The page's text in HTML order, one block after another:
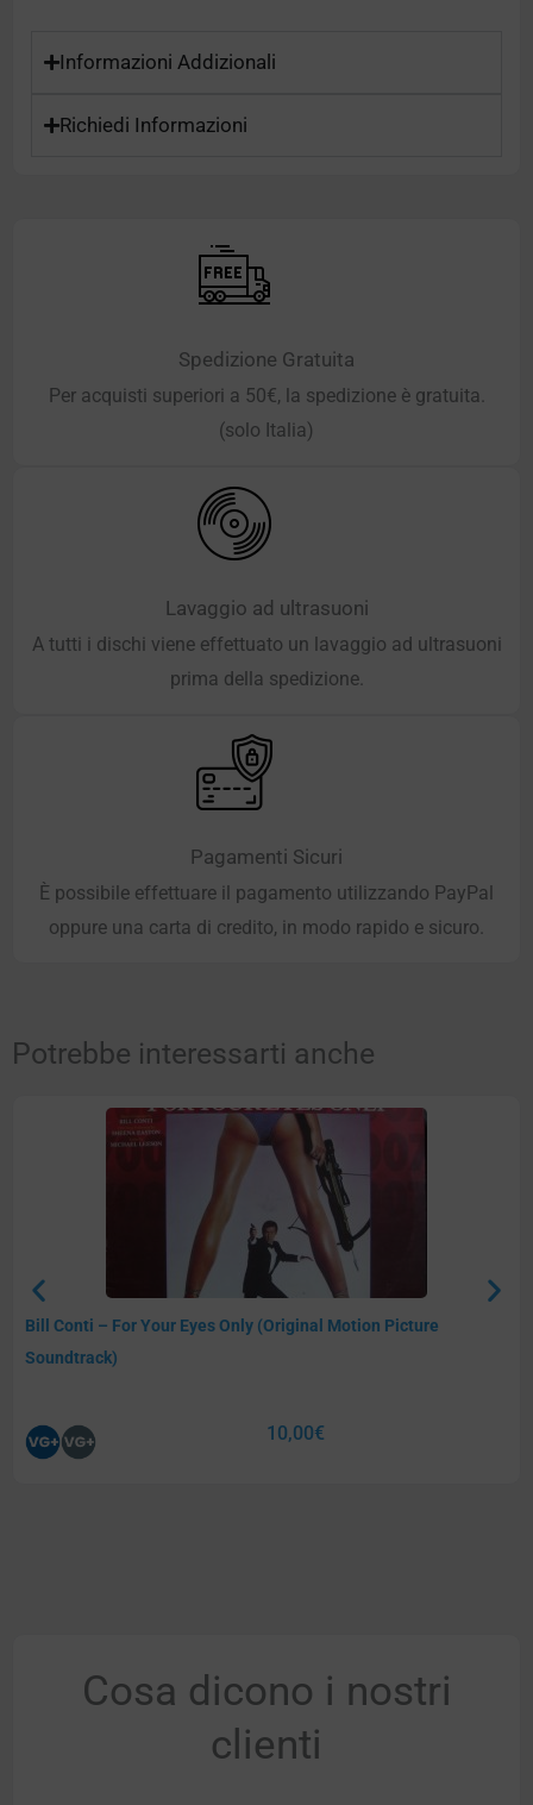
Informazioni Addizionali
Richiedi Informazioni
Spedizione Gratuita
Per acquisti superiori a 50€, la spedizione è gratuita.
(solo Italia)
Lavaggio ad ultrasuoni
A tutti i dischi viene effettuato un lavaggio ad ultrasuoni
prima della spedizione.
Pagamenti Sicuri
È possibile effettuare il pagamento utilizzando PayPal
oppure una carta di credito, in modo rapido e sicuro.
Potrebbe interessarti anche
Bill Conti – For Your Eyes Only (Original Motion Picture
Soundtrack)
10,00€
Cosa dicono i nostri
clienti